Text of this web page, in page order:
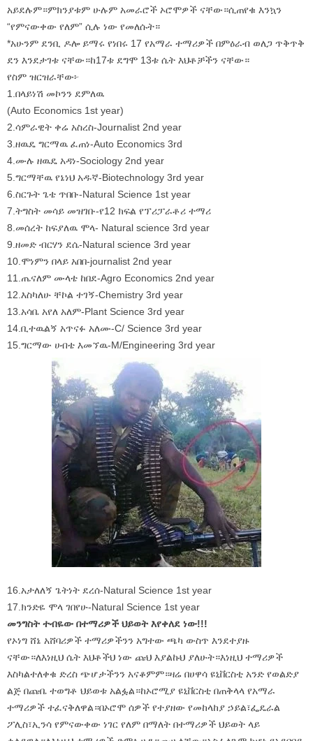
አይደሉም።ምክንያቱም ሁሉም አመራሮች ኦሮሞዎች ናቸው።ሲጠየቁ እንኳን
“የምናውቀው የለም” ሲሉ ነው የመለሱት።
*አሁንም ደንቢ ዶሎ ይማሩ የነበሩ 17 የአማራ ተማሪዎች በምዕራብ ወለጋ ጥቅጥቅ
ደን እንደታገቱ ናቸው።ከ17ቱ ደግሞ 13ቱ ሴት እህቶቻችን ናቸው።
የስም ዝርዝራቸው፦
1.በላይነሽ መኮንን ደምለዉ
(Auto Economics 1st year)
2.ሳምራዊት ቀሬ አስረስ-Journalist 2nd year
3.ዘዉዴ ግርማዉ ፈጠነ-Auto Economics 3rd
4.ሙሉ ዘዉዴ አዳነ-Sociology 2nd year
5.ግርማቸዉ የኔነህ አዱኛ-Biotechnology 3rd year
6.ስርጉት ጌቴ ጥበቡ-Natural Science 1st year
7.ትግስት መሳይ መዝገቡ-የ12 ክፍል የፕሪፓራቶሪ ተማሪ
8.መሰረት ከፍያለዉ ሞላ- Natural science 3rd year
9.ዘመድ ብርሃን ደሴ-Natural science 3rd year
10.ሞነምን በላይ አበበ-journalist 2nd year
11.ጤናለም ሙላቴ ከበደ-Agro Economics 2nd year
12.እስካለሁ ቸኮል ተገኝ-Chemistry 3rd year
13.አሳቤ አየለ አለም-Plant Science 3rd year
14.ቢተዉልኝ አጥናፉ አለሙ-C/ Science 3rd year
15.ግርማው ሀብቴ እመኘዉ-M/Engineering 3rd year
16.አታለለኝ ጌትነት ደረሰ-Natural Science 1st year
17.ክንድዬ ሞላ ገበየሁ-Natural Science 1st year
መንግስት ተብዬው በተማሪዎች ህይወት እየቀለደ ነው!!!
የኦነግ ሸኔ አሸባሪዎች ተማሪዎችንን አግተው ጫካ ውስጥ እንደተያዙ
ናቸው።ለእነዚህ ሴት እህቶችህ ነው ጩህ እያልኩህ ያለሁት።እነዚህ ተማሪዎች
እስካልተለቀቁ ድረስ ጭሆታችንን አናቆምም።ዛሬ በሀዋሳ ዩኒቨርስቲ አንድ የወልድያ
ልጅ በጩቤ ተወግቶ ህይወቱ አልፏል።ከኦሮሚያ ዩኒቨርስቲ በጠቅላላ የአማራ
ተማሪዎች ተፈናቅለዋል።በኦሮሞ ሰዎች የተያዘው የመከላከያ ኃይል፣ፌዴራል
ፖሊስ፣ኢንሳ የምናውቀው ነገር የለም በማለት በተማሪዎች ህይወት ላይ